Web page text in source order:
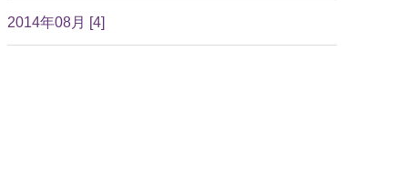
2014年08月 [4]